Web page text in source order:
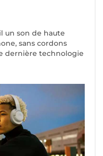
un son de haute
sans cordons
dernière technologie